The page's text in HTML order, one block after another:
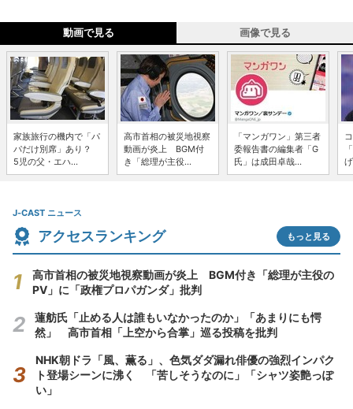
動画で見る 画像で見る
家族旅行の機内で「パ
パだけ別席」あり？
5児の父・エハ...
高市首相の被災地視察
動画が炎上 BGM付
き「総理が主役...
「マンガワン」第三者
委報告書の編集者「G
氏」は成田卓哉...
J-CAST ニュース
アクセスランキング もっと見る
高市首相の被災地視察動画が炎上 BGM付き「総理が主役の
PV」に「政権プロパガンダ」批判
蓮舫氏「止める人は誰もいなかったのか」「あまりにも愕
然」 高市首相「上空から合掌」巡る投稿を批判
NHK朝ドラ「風、薫る」、色気ダダ漏れ俳優の強烈インパク
ト登場シーンに沸く 「苦しそうなのに」「シャツ姿艶っぽ
い」